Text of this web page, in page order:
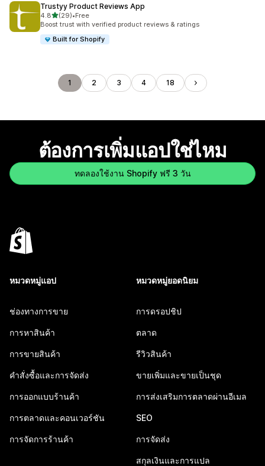
Trustyy Product Reviews App
4.8เต็ม 5 ดาว
(29)
ทั้งหมด 29 รีวิว
•Free
Boost trust with verified product reviews & ratings
Built for Shopify
1 2 3 4 18
ต้องการเพิ่มแอปใช่ไหม
ทดลองใช้งาน Shopify ฟรี 3 วัน
หมวดหมู่แอป
ช่องทางการขาย
การหาสินค้า
การขายสินค้า
คำสั่งซื้อและการจัดส่ง
การออกแบบร้านค้า
การตลาดและคอนเวอร์ชัน
การจัดการร้านค้า
หมวดหมู่ยอดนิยม
การดรอปชิป
ตลาด
รีวิวสินค้า
ขายเพิ่มและขายเป็นชุด
การส่งเสริมการตลาดผ่านอีเมล
SEO
การจัดส่ง
สกุลเงินและการแปล